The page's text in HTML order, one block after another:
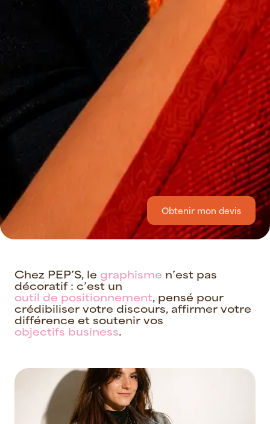
Obtenir mon devis
Chez PEP’S, le graphisme n’est pas
décoratif : c’est un
outil de positionnement, pensé pour
crédibiliservotre discours, affirmervotre
différence etsoutenirvos
objectifs business.